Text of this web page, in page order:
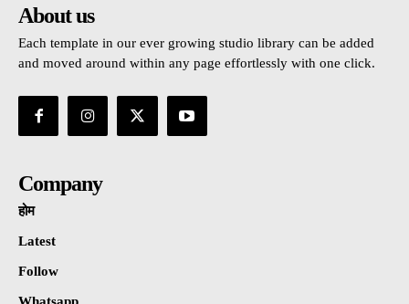
About us
Each template in our ever growing studio library can be added
and moved around within any page effortlessly with one click.
Company
होम
Latest
Follow